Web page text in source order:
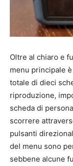
Oltre al chiaro e
menu principale
totale di dieci
riproduzione,
scheda di
scorrere
pulsanti
del menu sono
sebbene alcune